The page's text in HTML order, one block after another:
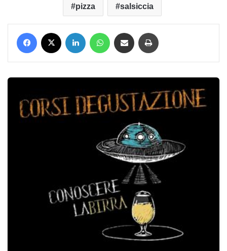
pizza salsiccia
Facebook LinkedIn WhatsApp Condividi via mail